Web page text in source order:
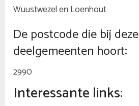
Wuustwezel en Loenhout
De postcode die bij deze
deelgemeenten hoort:
2990
Interessante links: